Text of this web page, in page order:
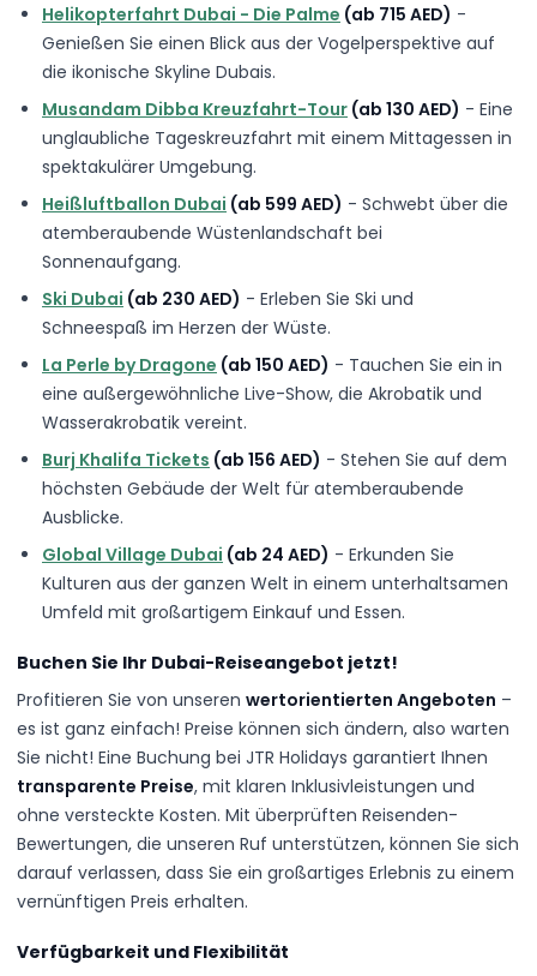
Helikopterfahrt Dubai - Die Palme (ab 715 AED) -
Genießen Sie einen Blick aus der Vogelperspektive auf
die ikonische Skyline Dubais.
Musandam Dibba Kreuzfahrt-Tour (ab 130 AED) - Eine
unglaubliche Tageskreuzfahrt mit einem Mittagessen in
spektakulärer Umgebung.
Heißluftballon Dubai (ab 599 AED) - Schwebt über die
atemberaubende Wüstenlandschaft bei
Sonnenaufgang.
Ski Dubai (ab 230 AED) - Erleben Sie Ski und
Schneespaß im Herzen der Wüste.
La Perle by Dragone (ab 150 AED) - Tauchen Sie ein in
eine außergewöhnliche Live-Show, die Akrobatik und
Wasserakrobatik vereint.
Burj Khalifa Tickets (ab 156 AED) - Stehen Sie auf dem
höchsten Gebäude der Welt für atemberaubende
Ausblicke.
Global Village Dubai (ab 24 AED) - Erkunden Sie
Kulturen aus der ganzen Welt in einem unterhaltsamen
Umfeld mit großartigem Einkauf und Essen.
Buchen Sie Ihr Dubai-Reiseangebot jetzt!
Profitieren Sie von unseren wertorientierten Angeboten –
es ist ganz einfach! Preise können sich ändern, also warten
Sie nicht! Eine Buchung bei JTR Holidays garantiert Ihnen
transparente Preise, mit klaren Inklusivleistungen und
ohne versteckte Kosten. Mit überprüften Reisenden-
Bewertungen, die unseren Ruf unterstützen, können Sie sich
darauf verlassen, dass Sie ein großartiges Erlebnis zu einem
vernünftigen Preis erhalten.
Verfügbarkeit und Flexibilität